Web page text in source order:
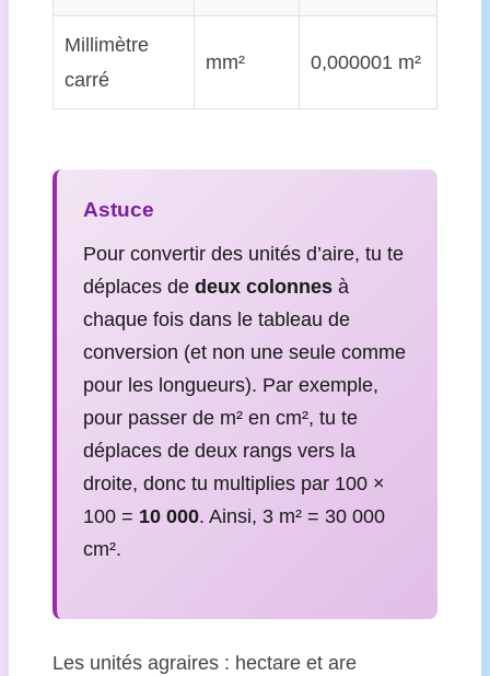
Millimètre
carré
mm² 0,000001 m²
Astuce
Pour convertir des unités d’aire, tu te
déplaces de deux colonnesà
chaque fois dans le tableau de
conversion (et non une seule comme
pour les longueurs). Par exemple,
pour passer de m² en cm², tu te
déplaces de deux rangs vers la
droite, donc tu multiplies par 100 ×
100 = 10 000. Ainsi, 3 m² = 30 000
cm².
Les unités agraires : hectare et are